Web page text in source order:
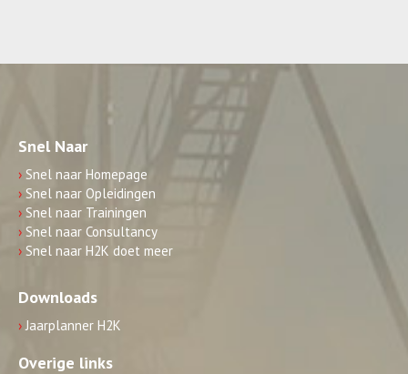
Snel Naar
› Snel naar Homepage
› Snel naar Opleidingen
› Snel naar Trainingen
› Snel naar Consultancy
› Snel naar H2K doet meer
Downloads
› Jaarplanner H2K
Overige links